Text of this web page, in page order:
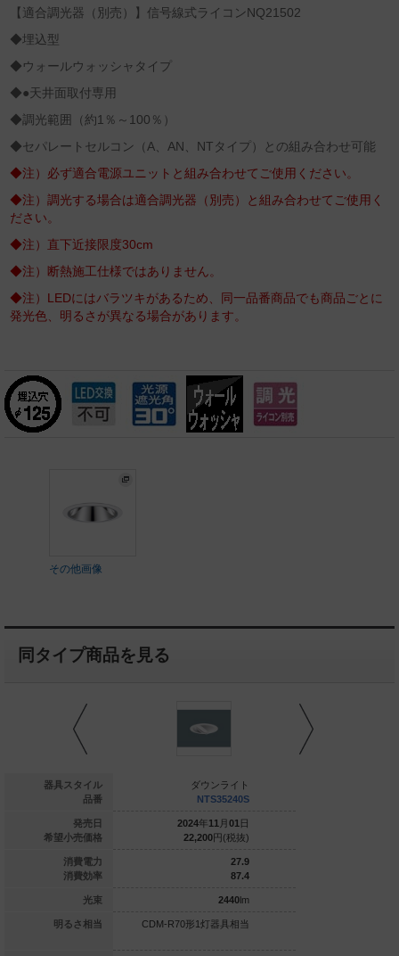
【適合調光器（別売）】信号線式ライコンNQ21502
◆埋込型
◆ウォールウォッシャタイプ
◆●天井面取付専用
◆調光範囲（約1％～100％）
◆セパレートセルコン（A、AN、NTタイプ）との組み合わせ可能
◆注）必ず適合電源ユニットと組み合わせてご使用ください。
◆注）調光する場合は適合調光器（別売）と組み合わせてご使用く
ださい。
◆注）直下近接限度30cm
◆注）断熱施工仕様ではありません。
◆注）LEDにはバラツキがあるため、同一品番商品でも商品ごとに
発光色、明るさが異なる場合があります。
その他画像
同タイプ商品を見る
器具スタイル
品番
発売日
希望小売価格
消費電力
消費効率
光束
明るさ相当
ダウンライト
円(税抜)
33.8
59.4
ダウンライト
NTS35240S
2024年11 月 01 日
22,200円(税抜)
27.9
87.4
2440lm
CDM-R70形1灯器具相当